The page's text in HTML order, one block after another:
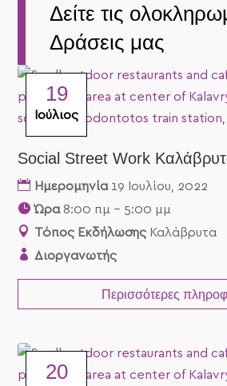
Δείτε τις
Δράσεις μας
19
Ιούλιος
Social Street Work
Ημερομηνία 19 Ιουλίου, 2022
Ώρα8:00 πμ - 5:00 μμ
Τόπος Εκδήλωσης Καλάβρυτα
Διοργανωτής
Περισσότερες
20